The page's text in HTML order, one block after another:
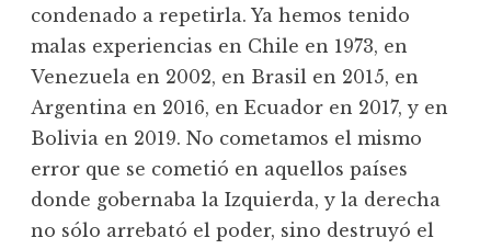
condenado a repetirla. Ya hemos tenido
malas experiencias en Chile en 1973, en
Venezuela en 2002, en Brasil en 2015, en
Argentina en 2016, en Ecuador en 2017, y en
Bolivia en 2019. No cometamos el mismo
error que se cometió en aquellos países
donde gobernaba la Izquierda, y la derecha
no sólo arrebató el poder, sino destruyó el